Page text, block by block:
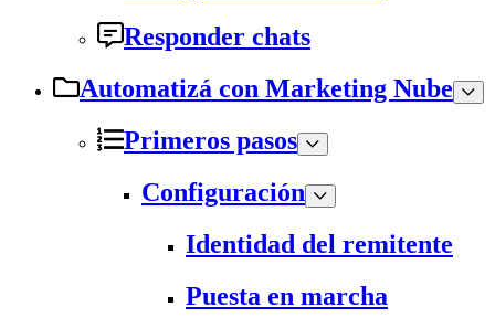
Responder chats
Automatizá con Marketing Nube
Primeros pasos
Configuración
Identidad del remitente
Puesta en marcha